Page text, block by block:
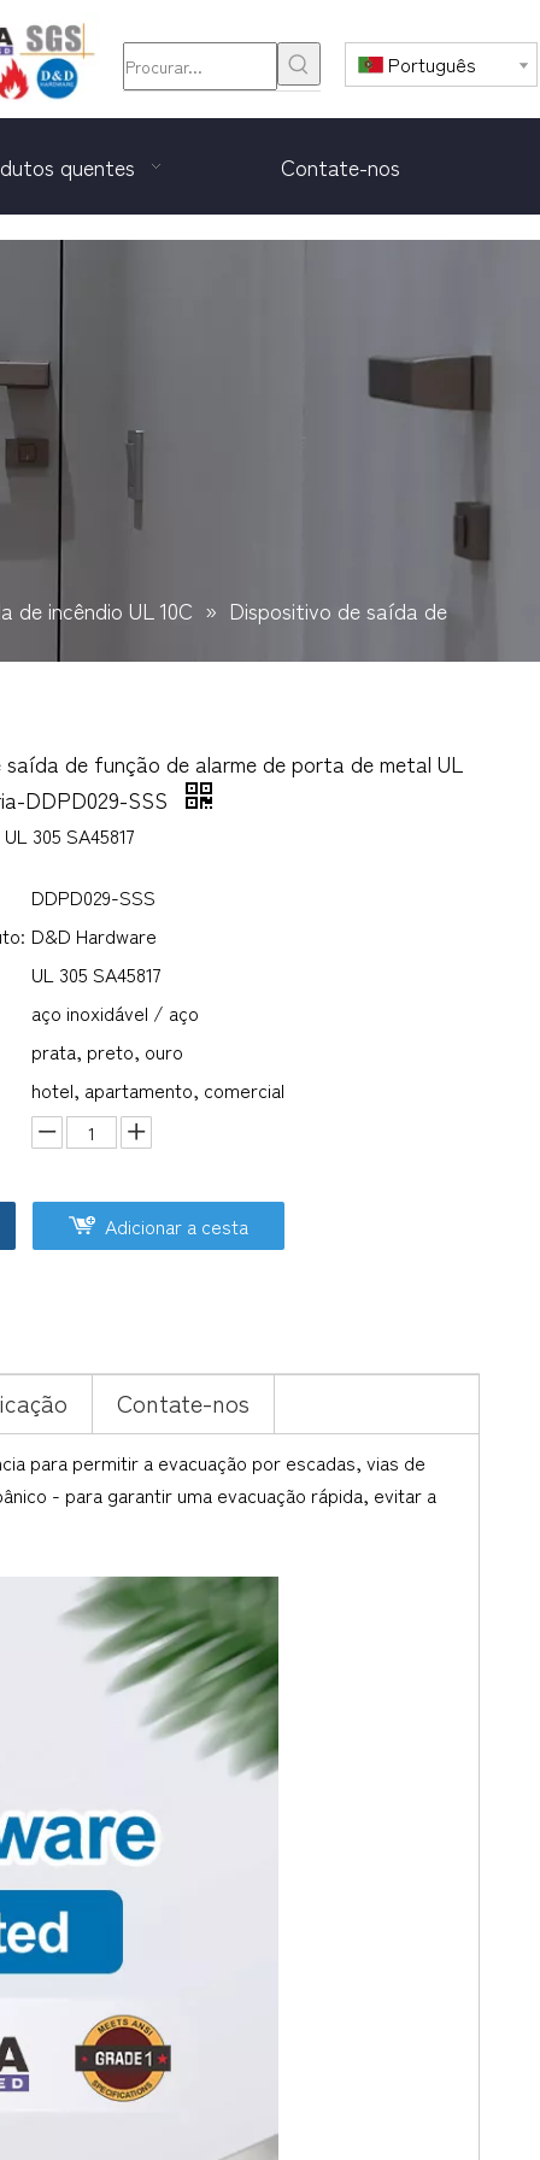
Português
quentes Contate-nos
de incêndio UL 10C » Dispositivo de saída de
de função de alarme de porta de metal UL
DDPD029-SSS
305 SA45817
DDPD029-SSS
D&D Hardware
UL 305 SA45817
aço inoxidável / aço
prata, preto, ouro
hotel, apartamento, comercial
Adicionar a cesta
Contate-nos
para permitir a evacuação por escadas, vias de
- para garantir uma evacuação rápida, evitar a